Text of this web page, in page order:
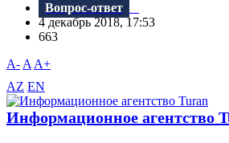
Вопрос-ответ
4 декабрь 2018, 17:53
663
A- A A+
AZ EN
Информационное агентство